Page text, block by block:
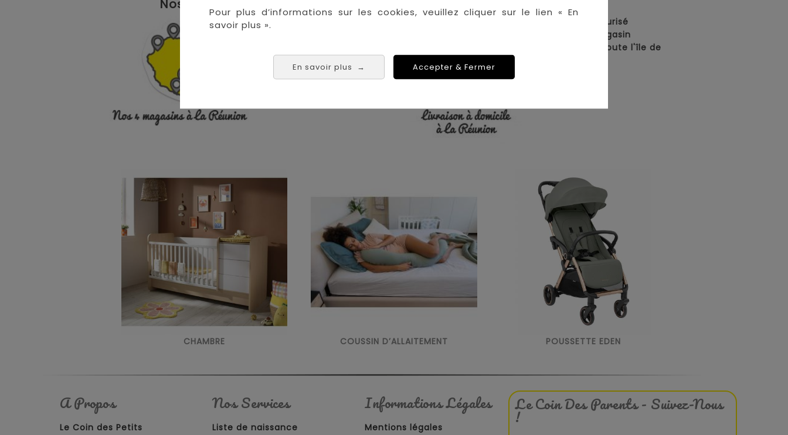
Pour plus d’informations sur les cookies, veuillez cliquer sur le lien « En
savoir plus ».
En savoir plus → Accepter & Fermer
Nos magasins à La Réunion :
• Saint Denis
• Tampon
• Paiement sécurisé
• Retrait en magasin
• Livraison sur toute l'île de
CHAMBRE COUSSIN D’ALLAITEMENT POUSSETTE EDEN
A Propos
Le Coin des Petits
Nos Services
Liste de naissance
Informations Légales
Mentions légales
Le Coin Des Parents - Suivez-Nous
!